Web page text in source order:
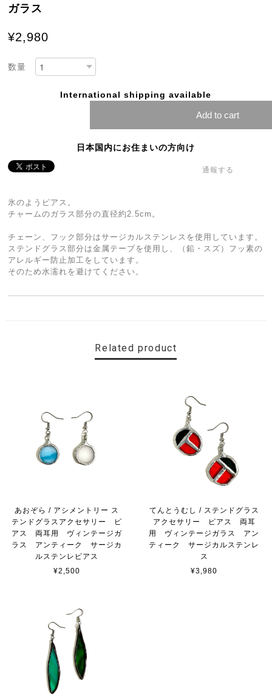
ガラス
¥2,980
数量
International shipping available
Add to cart
日本国内にお住まいの方向け
通報する
氷のようピアス。
チャームのガラス部分の直径約2.5cm。
チェーン、フック部分はサージカルステンレスを使用しています。
ステンドグラス部分は金属テープを使用し、（鉛・スズ）フッ素の
アレルギー防止加工をしています。
そのため水濡れを避けてください。
Related product
あおぞら / アシメントリー ス
テンドグラスアクセサリー ピ
アス 両耳用 ヴィンテージガ
ラス アンティーク サージカ
ルステンレピアス
¥2,500
てんとうむし / ステンドグラス
アクセサリー ピアス 両耳
用 ヴィンテージガラス アン
ティーク サージカルステンレ
ス
¥3,980